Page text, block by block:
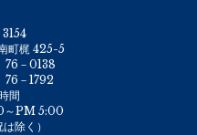
町梶 425-5
－0138
76－1792
間
～PM 5:00
除く）